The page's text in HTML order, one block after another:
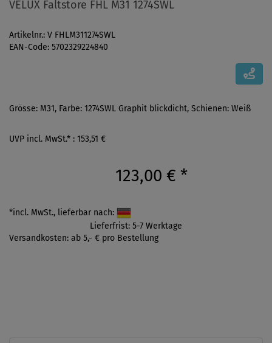
VELUX Faltstore FHL M31 1274SWL
Artikelnr.: V FHLM311274SWL
EAN-Code: 5702329224840
Grösse: M31, Farbe: 1274SWL Graphit blickdicht, Schienen: Weiß
UVP incl. MwSt.* : 153,51 €
123,00 € *
*incl. MwSt., lieferbar nach:
Lieferfrist: 5-7 Werktage
Versandkosten: ab 5,- € pro Bestellung